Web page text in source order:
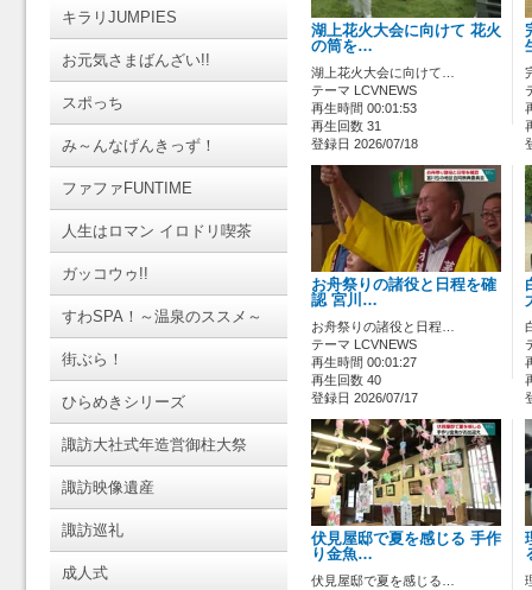
キラリJUMPIES
お元気さまばんざい!!
スポっち
み～んなげんきっず！
ファファFUNTIME
人生はロマン イロドリ喫茶
ガッコウゥ!!
すわSPA！～温泉のススメ～
街ぶら！
ひらめきシリーズ
諏訪大社式年造営御柱大祭
諏訪映像遺産
諏訪巡礼
成人式
湖上花火大会に向けて 花火
の筒を…
湖上花火大会に向けて…
テーマ LCVNEWS
再生時間 00:01:53
再生回数 31
登録日 2026/07/18
お舟祭りの諸役と日程を確
認 宮川…
お舟祭りの諸役と日程…
テーマ LCVNEWS
再生時間 00:01:27
再生回数 40
登録日 2026/07/17
伏見屋邸で夏を感じる 手作
り金魚…
伏見屋邸で夏を感じる…